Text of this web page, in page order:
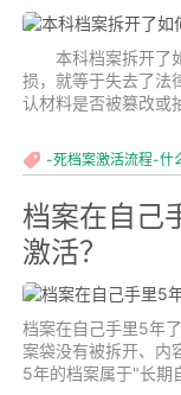
本科档案拆开了如
损，就等于失去了法
认材料是否被篡改或
-死档案激活流程-什
档案在自己
激活？
档案在自己手里5年
案袋没有被拆开、内
5年的档案属于"长期